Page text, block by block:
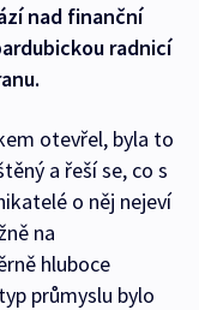
nad finanční
radnicí
otevřel, byla to
a řeší se, co s
o něj nejeví
na
hluboce
průmyslu bylo